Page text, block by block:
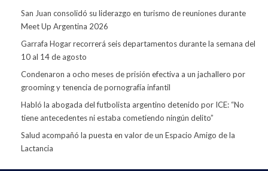
San Juan consolidó su liderazgo en turismo de reuniones durante
Meet Up Argentina 2026
Garrafa Hogar recorrerá seis departamentos durante la semana del
10 al 14 de agosto
Condenaron a ocho meses de prisión efectiva a un jachallero por
grooming y tenencia de pornografía infantil
Habló la abogada del futbolista argentino detenido por ICE: “No
tiene antecedentes ni estaba cometiendo ningún delito”
Salud acompañó la puesta en valor de un Espacio Amigo de la
Lactancia